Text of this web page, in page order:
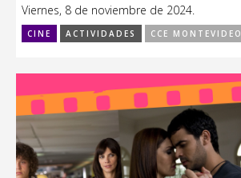
Viernes, 8 de noviembre de 2024.
CINE ACTIVIDADES CCE MONTEVIDEO